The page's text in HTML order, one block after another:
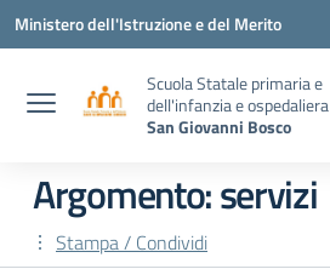
Vai ai contenuti
Vai al menu di navigazione
Vai al footer
Ministero dell'Istruzione e del Merito
Scuola Statale primaria e
dell'infanzia e ospedaliera
San Giovanni Bosco
Argomento: servizi
Stampa / Condividi